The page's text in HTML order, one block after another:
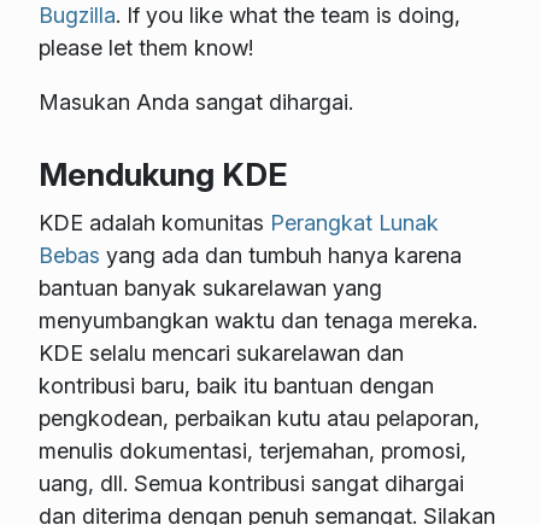
Bugzilla. If you like what the team is doing,
please let them know!
Masukan Anda sangat dihargai.
Mendukung KDE
KDE adalah komunitas Perangkat Lunak
Bebas yang ada dan tumbuh hanya karena
bantuan banyak sukarelawan yang
menyumbangkan waktu dan tenaga mereka.
KDE selalu mencari sukarelawan dan
kontribusi baru, baik itu bantuan dengan
pengkodean, perbaikan kutu atau pelaporan,
menulis dokumentasi, terjemahan, promosi,
uang, dll. Semua kontribusi sangat dihargai
dan diterima dengan penuh semangat. Silakan